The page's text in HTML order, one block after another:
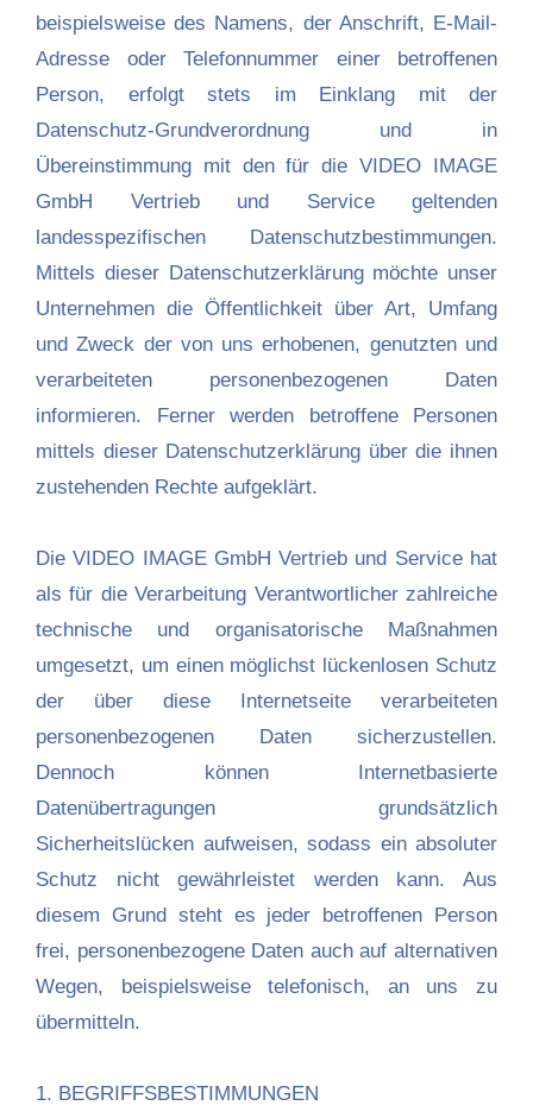
beispielsweise des Namens, der Anschrift, E-Mail-
Adresse oder Telefonnummer einer betroffenen
Person, erfolgt stets im Einklang mit der
Datenschutz-Grundverordnung und in
Übereinstimmung mit den für die VIDEO IMAGE
GmbH Vertrieb und Service geltenden
landesspezifischen Datenschutzbestimmungen.
Mittels dieser Datenschutzerklärung möchte unser
Unternehmen die Öffentlichkeit über Art, Umfang
und Zweck der von uns erhobenen, genutzten und
verarbeiteten personenbezogenen Daten
informieren. Ferner werden betroffene Personen
mittels dieser Datenschutzerklärung über die ihnen
zustehenden Rechte aufgeklärt.
Die VIDEO IMAGE GmbH Vertrieb und Service hat
als für die Verarbeitung Verantwortlicher zahlreiche
technische und organisatorische Maßnahmen
umgesetzt, um einen möglichst lückenlosen Schutz
der über diese Internetseite verarbeiteten
personenbezogenen Daten sicherzustellen.
Dennoch können Internetbasierte
Datenübertragungen grundsätzlich
Sicherheitslücken aufweisen, sodass ein absoluter
Schutz nicht gewährleistet werden kann. Aus
diesem Grund steht es jeder betroffenen Person
frei, personenbezogene Daten auch auf alternativen
Wegen, beispielsweise telefonisch, an uns zu
übermitteln.
1. BEGRIFFSBESTIMMUNGEN